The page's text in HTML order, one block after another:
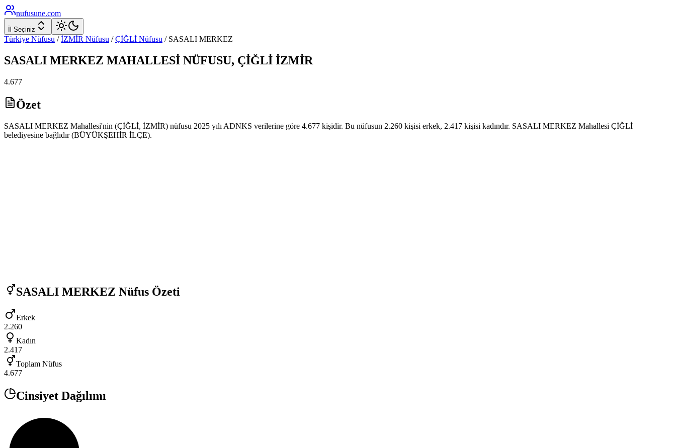
nufusune.com
İl Seçiniz
Türkiye Nüfusu / İZMİR Nüfusu / ÇİĞLİ Nüfusu / SASALI MERKEZ
SASALI MERKEZ MAHALLESİ NÜFUSU, ÇİĞLİ İZMİR
4.677
Özet
SASALI MERKEZ Mahallesi'nin (ÇİĞLİ, İZMİR) nüfusu 2025 yılı ADNKS verilerine göre 4.677 kişidir. Bu nüfusun 2.260 kişisi erkek, 2.417 kişisi kadındır. SASALI MERKEZ Mahallesi ÇİĞLİ
belediyesine bağlıdır (BÜYÜKŞEHİR İLÇE).
SASALI MERKEZ Nüfus Özeti
Erkek
2.260
Kadın
2.417
Toplam Nüfus
4.677
Cinsiyet Dağılımı